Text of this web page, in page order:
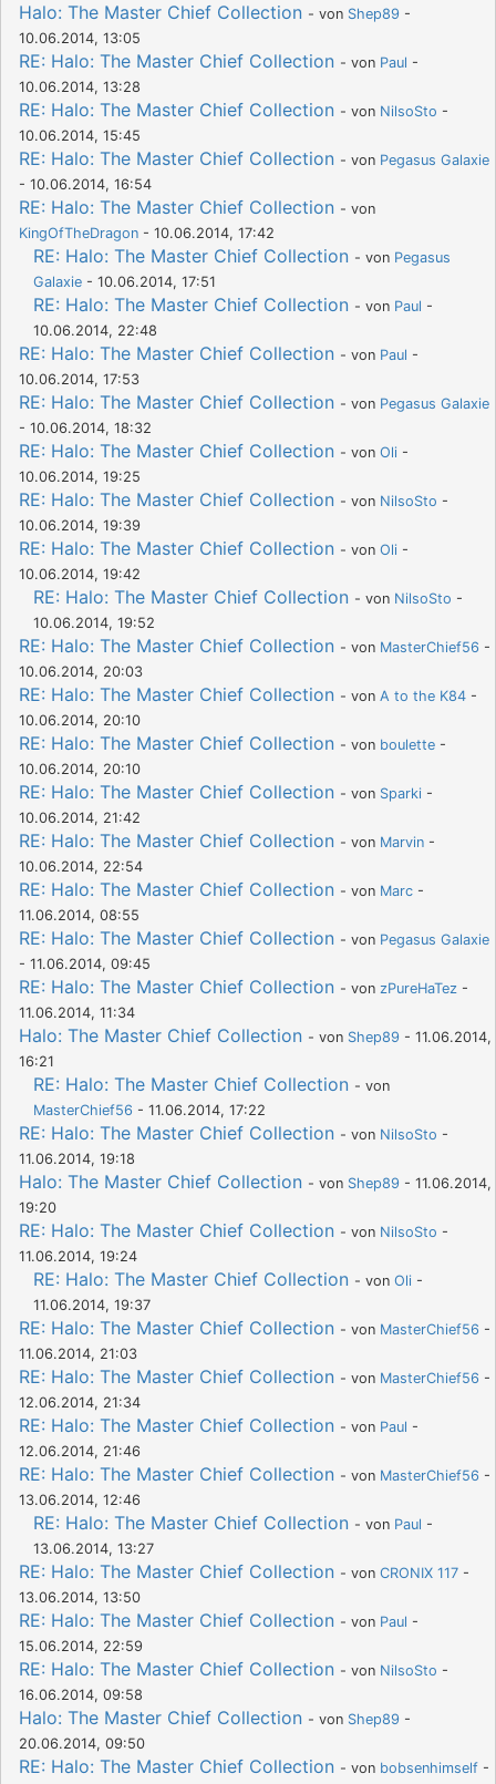
Halo: The Master Chief Collection - von Shep89 -
10.06.2014, 13:05
RE: Halo: The Master Chief Collection - von Paul -
10.06.2014, 13:28
RE: Halo: The Master Chief Collection - von NilsoSto -
10.06.2014, 15:45
RE: Halo: The Master Chief Collection - von Pegasus Galaxie
- 10.06.2014, 16:54
RE: Halo: The Master Chief Collection - von
KingOfTheDragon - 10.06.2014, 17:42
RE: Halo: The Master Chief Collection - von Pegasus
Galaxie - 10.06.2014, 17:51
RE: Halo: The Master Chief Collection - von Paul -
10.06.2014, 22:48
RE: Halo: The Master Chief Collection - von Paul -
10.06.2014, 17:53
RE: Halo: The Master Chief Collection - von Pegasus Galaxie
- 10.06.2014, 18:32
RE: Halo: The Master Chief Collection - von Oli -
10.06.2014, 19:25
RE: Halo: The Master Chief Collection - von NilsoSto -
10.06.2014, 19:39
RE: Halo: The Master Chief Collection - von Oli -
10.06.2014, 19:42
RE: Halo: The Master Chief Collection - von NilsoSto -
10.06.2014, 19:52
RE: Halo: The Master Chief Collection - von MasterChief56 -
10.06.2014, 20:03
RE: Halo: The Master Chief Collection - von A to the K84 -
10.06.2014, 20:10
RE: Halo: The Master Chief Collection - von boulette -
10.06.2014, 20:10
RE: Halo: The Master Chief Collection - von Sparki -
10.06.2014, 21:42
RE: Halo: The Master Chief Collection - von Marvin -
10.06.2014, 22:54
RE: Halo: The Master Chief Collection - von Marc -
11.06.2014, 08:55
RE: Halo: The Master Chief Collection - von Pegasus Galaxie
- 11.06.2014, 09:45
RE: Halo: The Master Chief Collection - von zPureHaTez -
11.06.2014, 11:34
Halo: The Master Chief Collection - von Shep89 - 11.06.2014,
16:21
RE: Halo: The Master Chief Collection - von
MasterChief56 - 11.06.2014, 17:22
RE: Halo: The Master Chief Collection - von NilsoSto -
11.06.2014, 19:18
Halo: The Master Chief Collection - von Shep89 - 11.06.2014,
19:20
RE: Halo: The Master Chief Collection - von NilsoSto -
11.06.2014, 19:24
RE: Halo: The Master Chief Collection - von Oli -
11.06.2014, 19:37
RE: Halo: The Master Chief Collection - von MasterChief56 -
11.06.2014, 21:03
RE: Halo: The Master Chief Collection - von MasterChief56 -
12.06.2014, 21:34
RE: Halo: The Master Chief Collection - von Paul -
12.06.2014, 21:46
RE: Halo: The Master Chief Collection - von MasterChief56 -
13.06.2014, 12:46
RE: Halo: The Master Chief Collection - von Paul -
13.06.2014, 13:27
RE: Halo: The Master Chief Collection - von CRONIX 117 -
13.06.2014, 13:50
RE: Halo: The Master Chief Collection - von Paul -
15.06.2014, 22:59
RE: Halo: The Master Chief Collection - von NilsoSto -
16.06.2014, 09:58
Halo: The Master Chief Collection - von Shep89 -
20.06.2014, 09:50
RE: Halo: The Master Chief Collection - von bobsenhimself -